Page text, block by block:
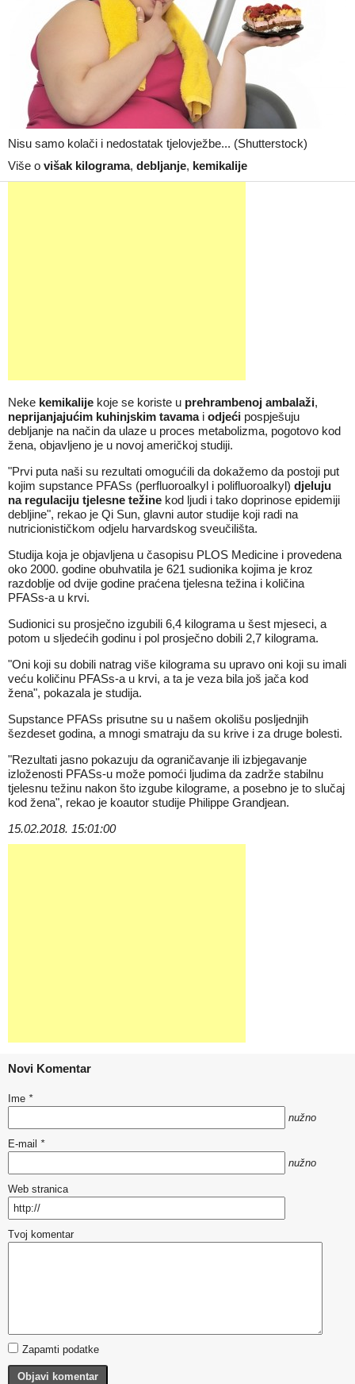
Nisu samo kolači i nedostatak tjelovježbe... (Shutterstock)
Više o višak kilograma, debljanje, kemikalije
Neke kemikalije koje se koriste u prehrambenoj ambalaži,
neprijanjajućim kuhinjskim tavamai odjeći pospješuju
debljanje na način da ulaze u proces metabolizma, pogotovo kod
žena, objavljeno je u novoj američkoj studiji.
"Prvi puta naši su rezultati omogućili da dokažemo da postoji put
kojim supstance PFASs (perfluoroalkyl i polifluoroalkyl) djeluju
na regulaciju tjelesne težine kod ljudi i tako doprinose epidemiji
debljine", rekao je Qi Sun, glavni autor studije koji radi na
nutricionističkom odjelu harvardskog sveučilišta.
Studija koja je objavljena u časopisu PLOS Medicine i provedena
oko 2000. godine obuhvatila je 621 sudionika kojima je kroz
razdoblje od dvije godine praćena tjelesna težina i količina
PFASs-a u krvi.
Sudionici su prosječno izgubili 6,4 kilograma u šest mjeseci, a
potom u sljedećih godinu i pol prosječno dobili 2,7 kilograma.
"Oni koji su dobili natrag više kilograma su upravo oni koji su imali
veću količinu PFASs-a u krvi, a ta je veza bila još jača kod
žena", pokazala je studija.
Supstance PFASs prisutne su u našem okolišu posljednjih
šezdeset godina, a mnogi smatraju da su krive i za druge bolesti.
"Rezultati jasno pokazuju da ograničavanje ili izbjegavanje
izloženosti PFASs-u može pomoći ljudima da zadrže stabilnu
tjelesnu težinu nakon što izgube kilograme, a posebno je to slučaj
kod žena", rekao je koautor studije Philippe Grandjean.
15.02.2018. 15:01:00
Novi Komentar
Ime *
nužno
E-mail *
nužno
Web stranica
Tvoj komentar
Zapamti podatke
Objavi komentar